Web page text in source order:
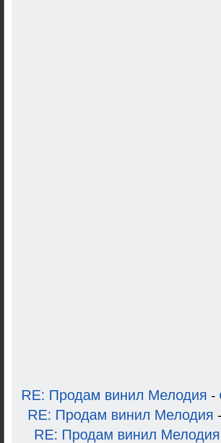
RE: Продам винил Мелодия -
RE: Продам винил Мелодия
RE: Продам винил Мелодия